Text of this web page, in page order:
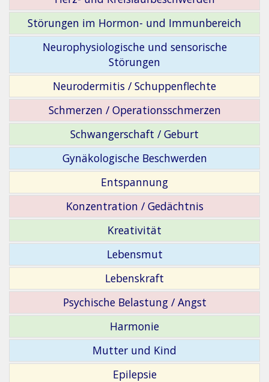
Störungen im Hormon- und Immunbereich
Neurophysiologische und sensorische
Störungen
Neurodermitis / Schuppenflechte
Schmerzen / Operationsschmerzen
Schwangerschaft / Geburt
Gynäkologische Beschwerden
Entspannung
Konzentration / Gedächtnis
Kreativität
Lebensmut
Lebenskraft
Psychische Belastung / Angst
Harmonie
Mutter und Kind
Epilepsie